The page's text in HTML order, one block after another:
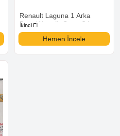
Renault Laguna 1 Arka
Bagaj Kapağı Camı Çıkma
Orjinal
İkinci El
Hemen İncele